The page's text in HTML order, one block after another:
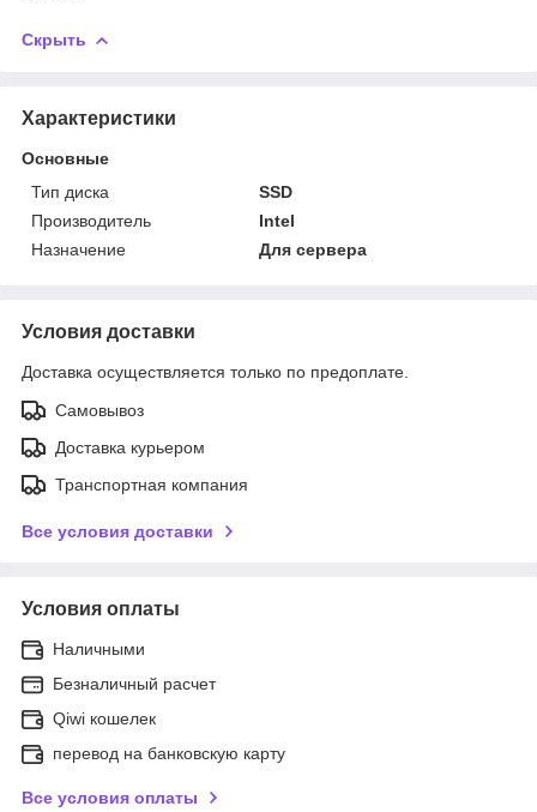
Скрыть
Характеристики
Основные
Тип диска
SSD
Производитель
Intel
Назначение
Для сервера
Условия доставки
Доставка осуществляется только по предоплате.
Самовывоз
Доставка курьером
Транспортная компания
Все условия доставки
Условия оплаты
Наличными
Безналичный расчет
Qiwi кошелек
перевод на банковскую карту
Все условия оплаты